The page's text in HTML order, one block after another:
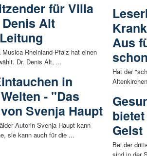
für Villa
Alt
Rheinland-Pfalz hat einen
Dr. Denis Alt, ...
in
- "Das
Svenja Haupt
Autorin Svenja Haupt kann
sie kann auch für die ...
Aus
Hat der
Geist
Bei der